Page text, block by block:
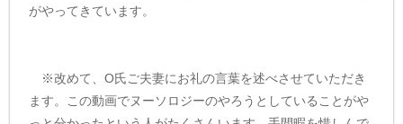
がやってきています。
※改めて、O氏ご夫妻にお礼の言葉を述べさせていただき
ます。この動画でヌーソロジーのやろうとしていることがや